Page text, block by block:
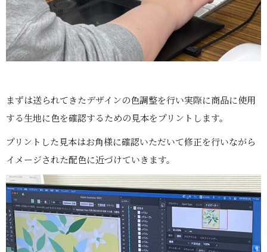
まずは送られてきたデザインの色調整を行い実際に商品に使用
する生地に色を確認するための見本をプリントします。
プリントした見本はお角様に確認いただいて修正を行いながら
イメージされた配色に近づけていきます。